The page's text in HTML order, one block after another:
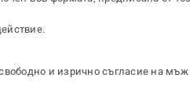
и изрично съгласие на